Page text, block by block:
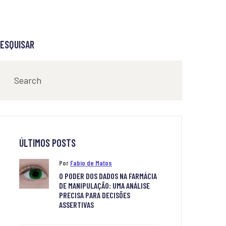
ÚLTIMOS POSTS
Por Fabio de Matos
O PODER DOS DADOS NA FARMÁCIA
DE MANIPULAÇÃO: UMA ANÁLISE
PRECISA PARA DECISÕES
ASSERTIVAS